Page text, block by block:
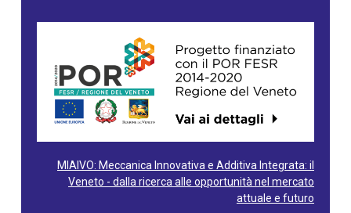
MIAIVO: Meccanica Innovativa e Additiva Integrata: il
Veneto - dalla ricerca alle opportunità nel mercato
attuale e futuro